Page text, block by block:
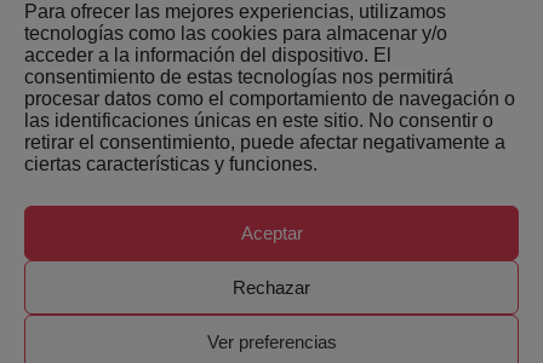
Para ofrecer las mejores experiencias, utilizamos
tecnologías como las cookies para almacenar y/o
acceder a la información del dispositivo. El
consentimiento de estas tecnologías nos permitirá
procesar datos como el comportamiento de navegación o
las identificaciones únicas en este sitio. No consentir o
retirar el consentimiento, puede afectar negativamente a
ciertas características y funciones.
Aceptar
Rechazar
Ver preferencias
Últimas Novedades
Mejores ofertas de la semana
Ofertas-Outlet.com. Todos los derechos